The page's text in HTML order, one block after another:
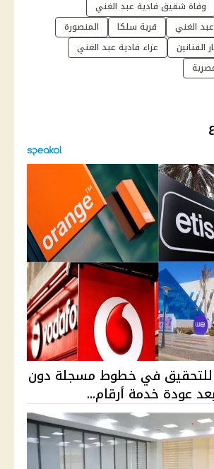
وفاة شقيق فادية عبد الغني
الغني
قرية سلكا
المنصورة
الفنانين
عزاء فادية عبد الغني
للتحقيق في خطوط مسجلة دون
عودة خدمة أرقام...